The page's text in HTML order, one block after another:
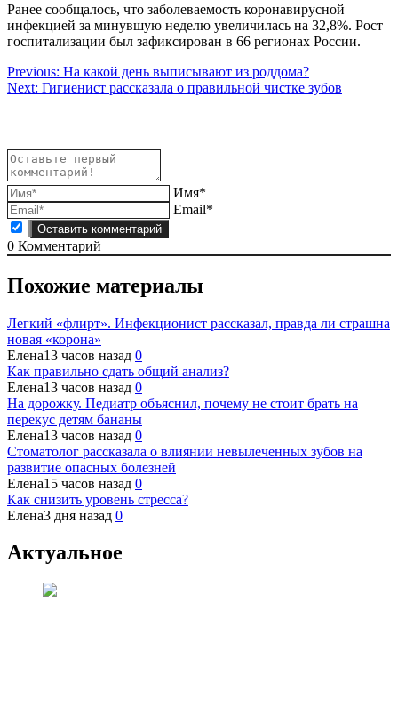
Ранее сообщалось, что заболеваемость коронавирусной
инфекцией за минувшую неделю увеличилась на 32,8%. Рост
госпитализации был зафиксирован в 66 регионах России.
Навигация
по
Previous: На какой день выписывают из роддома?
Next: Гигиенист рассказала о правильной чистке зубов
Имя*
Email*
0 Комментарий
Похожие материалы
Легкий «флирт». Инфекционист рассказал, правда ли страшна
новая «корона»
Елена13 часов назад 0
Как правильно сдать общий анализ?
Елена13 часов назад 0
На дорожку. Педиатр объяснил, почему не стоит брать на
перекус детям бананы
Елена13 часов назад 0
Стоматолог рассказала о влиянии невылеченных зубов на
развитие опасных болезней
Елена15 часов назад 0
Как снизить уровень стресса?
Елена3 дня назад 0
Актуальное